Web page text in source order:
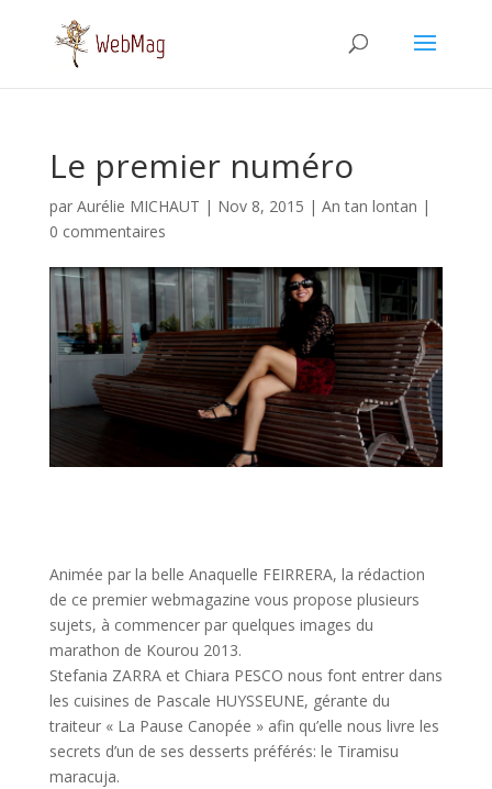
Le premier numéro
par Aurélie MICHAUT | Nov 8, 2015 | An tan lontan |
0 commentaires
Animée par la belle Anaquelle FEIRRERA, la rédaction
de ce premier webmagazine vous propose plusieurs
sujets, à commencer par quelques images du
marathon de Kourou 2013.
Stefania ZARRA et Chiara PESCO nous font entrer dans
les cuisines de Pascale HUYSSEUNE, gérante du
traiteur « La Pause Canopée » afin qu’elle nous livre les
secrets d’un de ses desserts préférés: le Tiramisu
maracuja.